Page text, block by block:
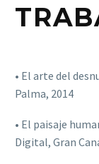
• El arte del
Palma, 2014
• El paisaje
Digital, Gran